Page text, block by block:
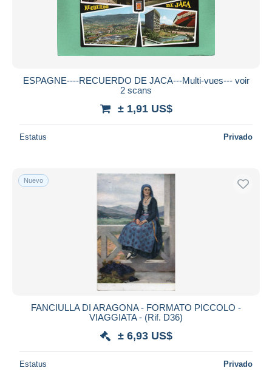
ESPAGNE----RECUERDO DE JACA---Multi-vues--- voir
2 scans
± 1,91 US$
Estatus Privado
Nuevo
FANCIULLA DI ARAGONA - FORMATO PICCOLO -
VIAGGIATA - (Rif. D36)
± 6,93 US$
Estatus Privado